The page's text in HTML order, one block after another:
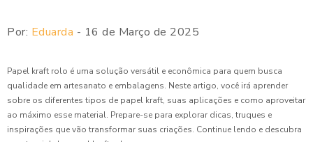
Por: Eduarda - 16 de Março de 2025
Papel kraft rolo é uma solução versátil e econômica para quem busca
qualidade em artesanato e embalagens. Neste artigo, você irá aprender
sobre os diferentes tipos de papel kraft, suas aplicações e como aproveitar
ao máximo esse material. Prepare-se para explorar dicas, truques e
inspirações que vão transformar suas criações. Continue lendo e descubra